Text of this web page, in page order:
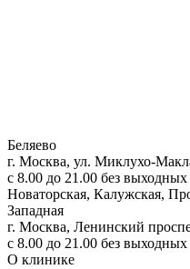
Беляево
г. Москва, ул. Миклухо-
с 8.00 до 21.00 без выходных
Новаторская, Калужская,
Западная
г. Москва, Ленинский
с 8.00 до 21.00 без выходных
О клинике